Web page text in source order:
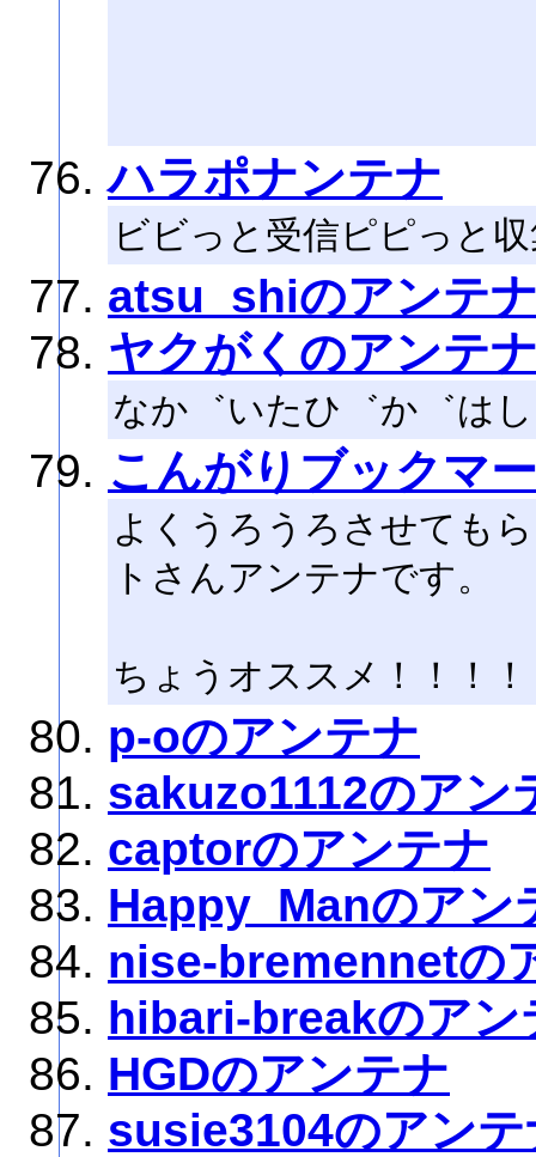
ハラポナンテナ
ビビっと受信ピピっと
atsu_shiのアンテ
ヤクがくのアンテ
なか゛いたひ゛か゛は
こんがりブックマ
よくうろうろさせても
トさんアンテナです。
ちょうオススメ！！！！
p-oのアンテナ
sakuzo1112のアン
captorのアンテナ
Happy_Manのアン
nise-bremennetの
hibari-breakのアン
HGDのアンテナ
susie3104のアンテ